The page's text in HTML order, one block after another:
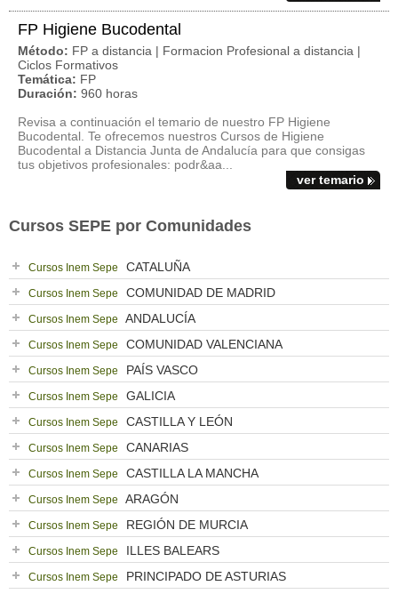
FP Higiene Bucodental
Método: FP a distancia | Formacion Profesional a distancia |
Ciclos Formativos
Temática: FP
Duración: 960 horas
Revisa a continuación el temario de nuestro FP Higiene
Bucodental. Te ofrecemos nuestros Cursos de Higiene
Bucodental a Distancia Junta de Andalucía para que consigas
tus objetivos profesionales: podr&aa...
ver temario
Cursos SEPE por Comunidades
Cursos Inem Sepe CATALUÑA
Cursos Inem Sepe COMUNIDAD DE MADRID
Cursos Inem Sepe ANDALUCÍA
Cursos Inem Sepe COMUNIDAD VALENCIANA
Cursos Inem Sepe PAÍS VASCO
Cursos Inem Sepe GALICIA
Cursos Inem Sepe CASTILLA Y LEÓN
Cursos Inem Sepe CANARIAS
Cursos Inem Sepe CASTILLA LA MANCHA
Cursos Inem Sepe ARAGÓN
Cursos Inem Sepe REGIÓN DE MURCIA
Cursos Inem Sepe ILLES BALEARS
Cursos Inem Sepe PRINCIPADO DE ASTURIAS